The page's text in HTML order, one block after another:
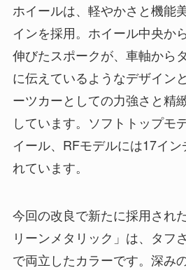
ホイールは、軽やかさと機能
インを採用。ホイール中央か
伸びたスポークが、車軸から
に伝えているようなデザイン
ーツカーとしての力強さと精
しています。ソフトトップモ
イール、RFモデルには17イ
れています。
今回の改良で新たに採用され
リーンメタリック」は、タフ
で両立したカラーです。深み